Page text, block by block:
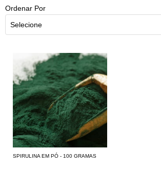
Ordenar Por
Selecione
SPIRULINA EM PÓ - 100 GRAMAS